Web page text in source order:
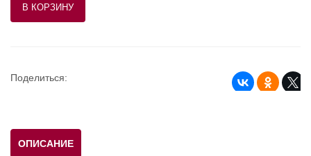
Поделиться:
ОПИСАНИЕ